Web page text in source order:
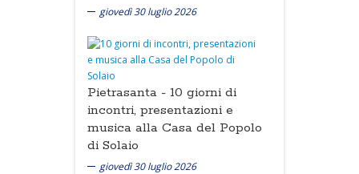
giovedì 30 luglio 2026
Pietrasanta - 10 giorni di
incontri, presentazioni e
musica alla Casa del Popolo
di Solaio
giovedì 30 luglio 2026